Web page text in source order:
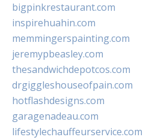
bigpinkrestaurant.com
inspirehuahin.com
memmingerspainting.com
jeremypbeasley.com
thesandwichdepotcos.com
drgiggleshouseofpain.com
hotflashdesigns.com
garagenadeau.com
lifestylechauffeurservice.com